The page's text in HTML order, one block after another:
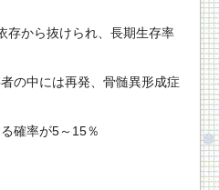
存から抜けられ、長期生存率
の中には再発、骨髄異形成症
確率が5～15％